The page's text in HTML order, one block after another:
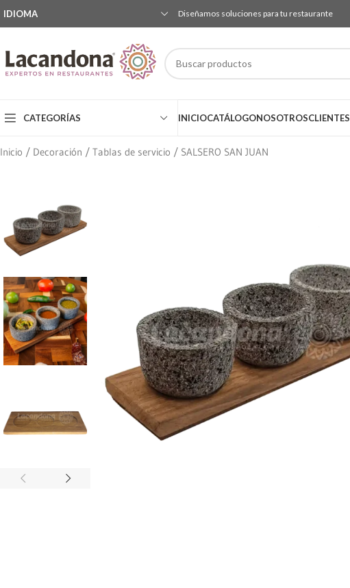
IDIOMA Diseñamos soluciones para tu restaurante
CATEGORÍAS INICIOCATÁLOGONOSOTROSCLIENTES
Inicio Decoración Tablas de servicio SALSERO SAN JUAN